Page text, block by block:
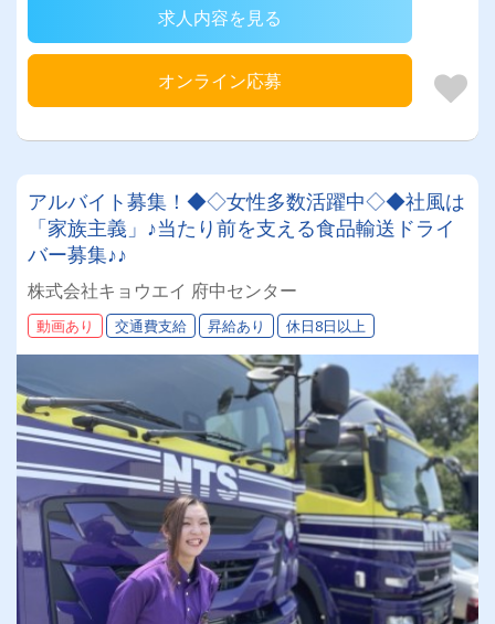
求人内容を見る
オンライン応募
アルバイト募集！◆◇女性多数活躍中◇◆社風は
「家族主義」♪当たり前を支える食品輸送ドライ
バー募集♪♪
株式会社キョウエイ 府中センター
動画あり 交通費支給 昇給あり 休日8日以上